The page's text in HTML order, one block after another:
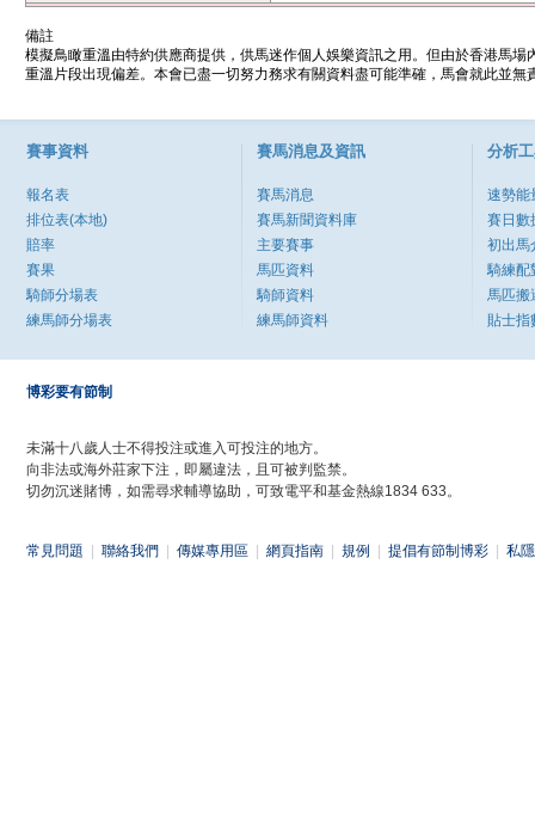
備註
模擬鳥瞰重溫由特約供應商提供，供馬迷作個人娛樂資訊之用。但由於香港馬
重溫片段出現偏差。本會已盡一切努力務求有關資料盡可能準確，馬會就此並
賽事資料
報名表
排位表(本地)
賠率
賽果
騎師分場表
練馬師分場表
賽馬消息及資訊
賽馬消息
賽馬新聞資料庫
主要賽事
馬匹資料
騎師資料
練馬師資料
分析
速勢能
賽日數
初出馬
騎練配
馬匹搬
貼士指
博彩要有節制
未滿十八歲人士不得投注或進入可投注的地方。
向非法或海外莊家下注，即屬違法，且可被判監禁。
切勿沉迷賭博，如需尋求輔導協助，可致電平和基金熱線1834 633。
常見問題 聯絡我們 傳媒專用區 網頁指南 規例 提倡有節制博彩 私